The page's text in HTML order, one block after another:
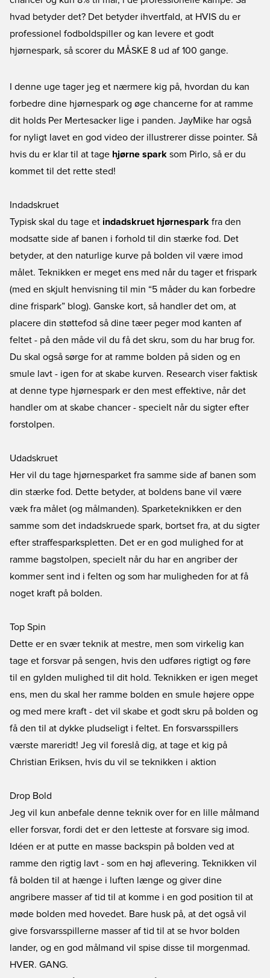
hvad betyder det? Det betyder ihvertfald, at HVIS du er
professionel fodboldspiller og kan levere et godt
hjørnespark, så scorer du MÅSKE 8 ud af 100 gange.
I denne uge tager jeg et nærmere kig på, hvordan du kan
forbedre dine hjørnespark og øge chancerne for at ramme
dit holds Per Mertesacker lige i panden. JayMike har også
for nyligt lavet en god video der illustrerer disse pointer. Så
hvis du er klar til at tage hjørne spark som Pirlo, så er du
kommet til det rette sted!
Indadskruet
Typisk skal du tage et indadskruet hjørnespark fra den
modsatte side af banen i forhold til din stærke fod. Det
betyder, at den naturlige kurve på bolden vil være imod
målet. Teknikken er meget ens med når du tager et frispark
(med en skjult henvisning til min “5 måder du kan forbedre
dine frispark” blog). Ganske kort, så handler det om, at
placere din støttefod så dine tæer peger mod kanten af
feltet - på den måde vil du få det skru, som du har brug for.
Du skal også sørge for at ramme bolden på siden og en
smule lavt - igen for at skabe kurven. Research viser faktisk
at denne type hjørnespark er den mest effektive, når det
handler om at skabe chancer - specielt når du sigter efter
forstolpen.
Udadskruet
Her vil du tage hjørnesparket fra samme side af banen som
din stærke fod. Dette betyder, at boldens bane vil være
væk fra målet (og målmanden). Sparketeknikken er den
samme som det indadskruede spark, bortset fra, at du sigter
efter straffesparkspletten. Det er en god mulighed for at
ramme bagstolpen, specielt når du har en angriber der
kommer sent ind i felten og som har muligheden for at få
noget kraft på bolden.
Top Spin
Dette er en svær teknik at mestre, men som virkelig kan
tage et forsvar på sengen, hvis den udføres rigtigt og føre
til en gylden mulighed til dit hold. Teknikken er igen meget
ens, men du skal her ramme bolden en smule højere oppe
og med mere kraft - det vil skabe et godt skru på bolden og
få den til at dykke pludseligt i feltet. En forsvarsspillers
værste mareridt! Jeg vil foreslå dig, at tage et kig på
Christian Eriksen, hvis du vil se teknikken i aktion
Drop Bold
Jeg vil kun anbefale denne teknik over for en lille målmand
eller forsvar, fordi det er den letteste at forsvare sig imod.
Idéen er at putte en masse backspin på bolden ved at
ramme den rigtig lavt - som en høj aflevering. Teknikken vil
få bolden til at hænge i luften længe og giver dine
angribere masser af tid til at komme i en god position til at
møde bolden med hovedet. Bare husk på, at det også vil
give forsvarsspillerne masser af tid til at se hvor bolden
lander, og en god målmand vil spise disse til morgenmad.
HVER. GANG.